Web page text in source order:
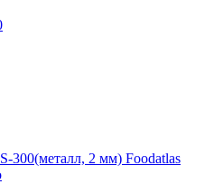
300(металл, 2 мм) Foodatlas